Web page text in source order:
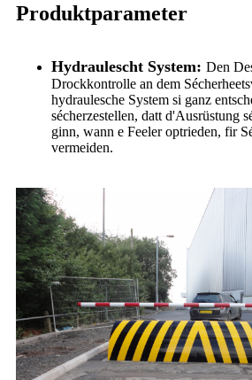
Produktparameter
Hydraulescht System: Den
Drockkontrolle an dem
hydraulesche System si ganz
sécherzestellen, datt d'Ausrüstung
ginn, wann e Feeler optrieden, fir
vermeiden.